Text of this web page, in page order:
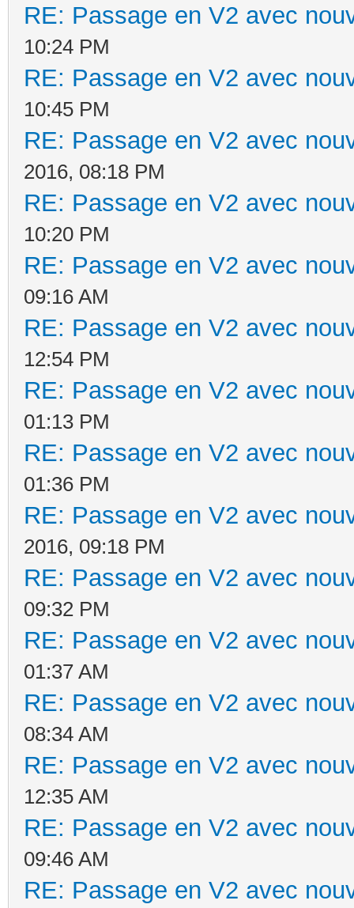
RE: Passage en V2 avec
10:24 PM
RE: Passage en V2 avec
10:45 PM
RE: Passage en V2 avec
2016, 08:18 PM
RE: Passage en V2 avec
10:20 PM
RE: Passage en V2 avec
09:16 AM
RE: Passage en V2 avec
12:54 PM
RE: Passage en V2 avec
01:13 PM
RE: Passage en V2 avec
01:36 PM
RE: Passage en V2 avec
2016, 09:18 PM
RE: Passage en V2 avec
09:32 PM
RE: Passage en V2 avec
01:37 AM
RE: Passage en V2 avec
08:34 AM
RE: Passage en V2 avec
12:35 AM
RE: Passage en V2 avec
09:46 AM
RE: Passage en V2 avec